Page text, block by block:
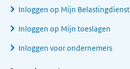
Inloggen op Mijn Belastingdienst
Inloggen op Mijn toeslagen
Inloggen voor ondernemers